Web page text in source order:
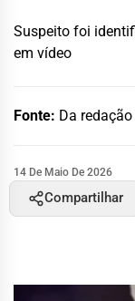
Suspeito foi
em vídeo
Fonte: Da redação
14 De Maio De 2026
Compartilhar